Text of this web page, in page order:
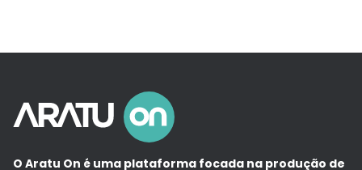
O Aratu On é uma plataforma focada na produção de